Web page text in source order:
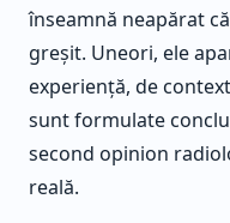
înseamnă neapărat
greșit. Uneori, ele
experiență, de
sunt formulate
second opinion
reală.